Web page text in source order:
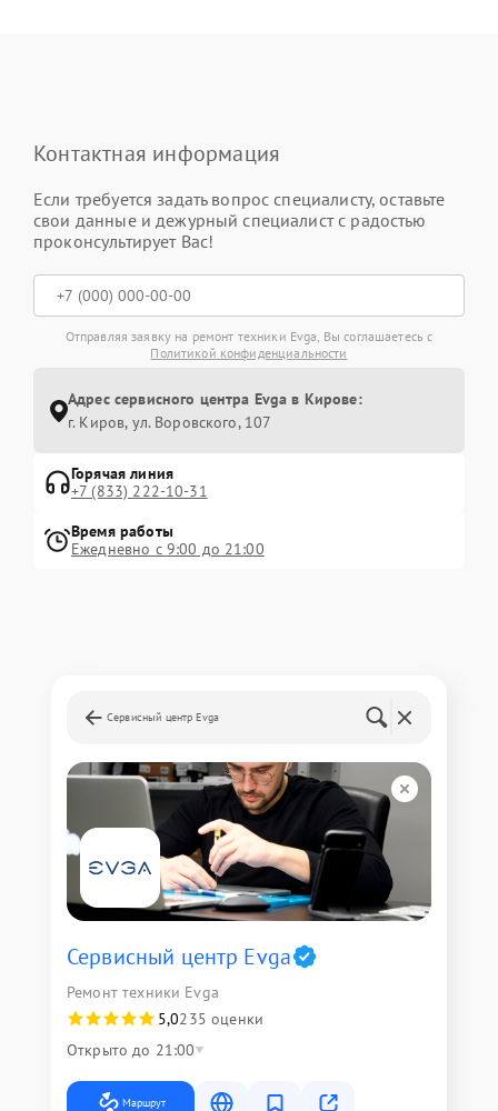
Контактная информация
Если требуется задать вопрос специалисту, оставьте
свои данные и дежурный специалист с радостью
проконсультирует Вас!
Отправляя заявку на ремонт техники Evga, Вы соглашаетесь с
Политикой конфиденциальности
Адрес сервисного центра Evga в Кирове:
г. Киров, ул. Воровского, 107
Горячая линия
+7 (833) 222-10-31
Время работы
Ежедневно с 9:00 до 21:00
Сервисный центр Evga
Сервисный центр Evga
Ремонт техники Evga
5,0235 оценки
Открыто до 21:00
Маршрут